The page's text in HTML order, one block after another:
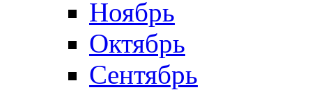
Ноябрь
Октябрь
Сентябрь